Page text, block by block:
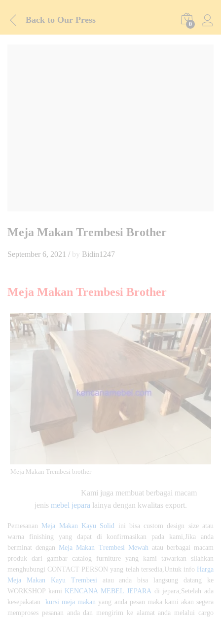
Back to Our Press 0
Meja Makan Trembesi Brother
September 6, 2021 / by Bidin1247
Meja Makan Trembesi Brother
Meja Makan Trembesi brother
Kami juga membuat berbagai macam
jenis mebel jeparalainya dengan kwalitas export.
Pemesanan Meja Makan Kayu Solid ini bisa custom design size atau
warna finishing yang dapat di konfirmasikan pada kami,Jika anda
berminat dengan
Meja Makan Trembesi Mewahatau berbagai macam
produk dari gambar catalog furniture yang kami tawarkan silahkan
menghubungi CONTACT PERSON yang telah tersedia,Untuk info Harga
Meja Makan Kayu Trembesi atau anda bisa langsung datang ke
WORKSHOP kami KENCANA MEBEL JEPARAdi jepara,Setelah ada
kesepakatan
kursi meja makan yang anda pesan maka kami akan segera
memproses pesanan anda dan mengirim ke alamat anda melalui cargo